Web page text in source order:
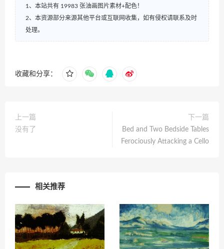
1、本站共有 19983 张油画图片素材+配色！
2、本资源部分来源其他平台或互联网收集，如有侵权请联系及时
处理。
收藏和分享：
上一篇
没有了
下一篇
Bed and Two Bedside Tables
Ferociously Attacking a Cello
相关推荐